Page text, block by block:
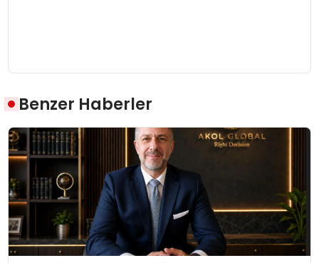
Benzer Haberler